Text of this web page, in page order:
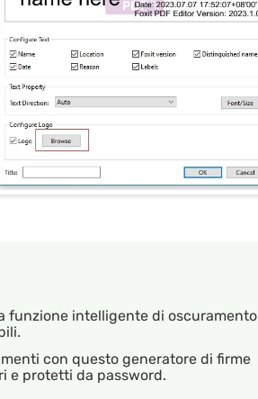
funzione intelligente di oscuramento
con questo generatore di firme
e protetti da password.